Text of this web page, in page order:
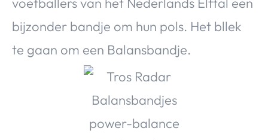
Over Valerie
Over Valerie
Contact
bijzonder bandje om hun pols. Het bllek
te gaan om een Balansbandje.